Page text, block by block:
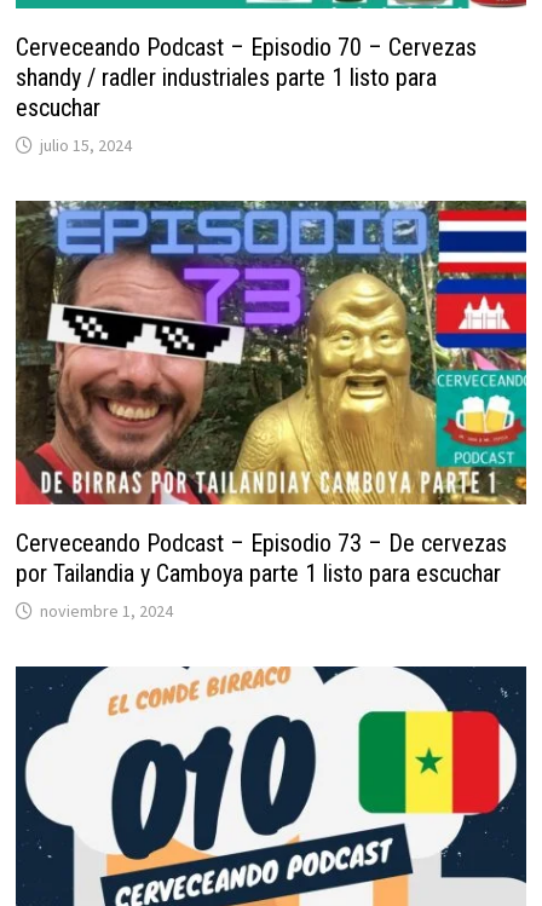
Cerveceando Podcast – Episodio 70 – Cervezas
shandy / radler industriales parte 1 listo para
escuchar
julio 15, 2024
Cerveceando Podcast – Episodio 73 – De cervezas
por Tailandia y Camboya parte 1 listo para escuchar
noviembre 1, 2024